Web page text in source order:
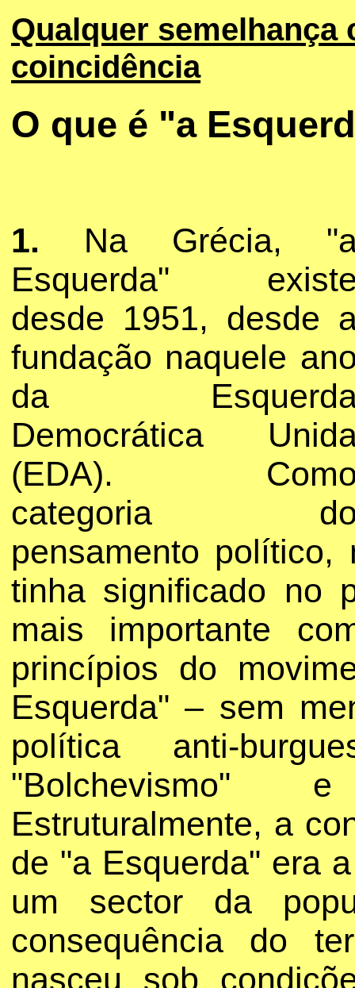
Qualquer semelhança
coincidência
O que é "a
1. Na Grécia,
Esquerda"
desde 1951, desde
fundação naquele
da
Democrática
(EDA).
categoria
pensamento
tinha significado no
mais importante
princípios do
Esquerda" – sem
política anti-
"Bolchevismo"
Estruturalmente, a
de "a Esquerda" era
um sector da
consequência do
nasceu sob